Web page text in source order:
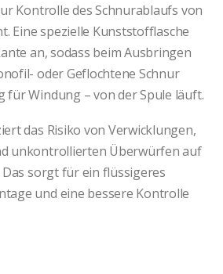
Kontrolle des Schnurablaufs von
Eine spezielle Kunststofflasche
an, sodass beim Ausbringen
oder Geflochtene Schnur
für Windung – von der Spule läuft.
das Risiko von Verwicklungen,
unkontrollierten Überwürfen auf
sorgt für ein flüssigeres
und eine bessere Kontrolle